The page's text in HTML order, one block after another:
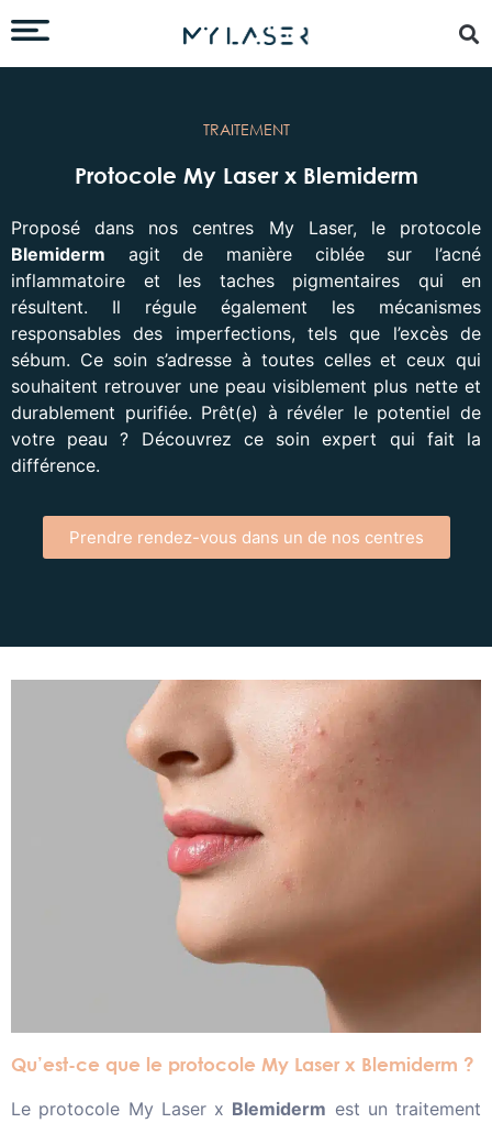
TRAITEMENT
Protocole My Laser x Blemiderm
Proposé dans nos centres My Laser, le protocole
Blemiderm agit de manière ciblée sur l’acné
inflammatoire et les taches pigmentaires qui en
résultent. Il régule également les mécanismes
responsables des imperfections, tels que l’excès de
sébum. Ce soin s’adresse à toutes celles et ceux qui
souhaitent retrouver une peau visiblement plus nette et
durablement purifiée. Prêt(e) à révéler le potentiel de
votre peau ? Découvrez ce soin expert qui fait la
différence.
Prendre rendez-vous dans un de nos centres
Qu’est-ce que le protocole My Laser x Blemiderm ?
Le protocole My Laser x Blemiderm est un traitement